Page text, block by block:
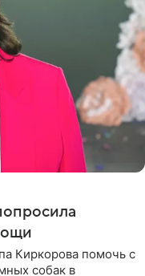
Киркорова помочь с
собак в